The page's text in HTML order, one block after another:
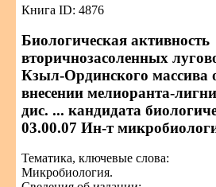
Книга ID: 4876
Биологическая активность
вторичнозасоленных
Кзыл-Ординского массива
внесении мелиоранта-
дис. ... кандидата
03.00.07 Ин-т
Тематика, ключевые слова:
Микробиология.